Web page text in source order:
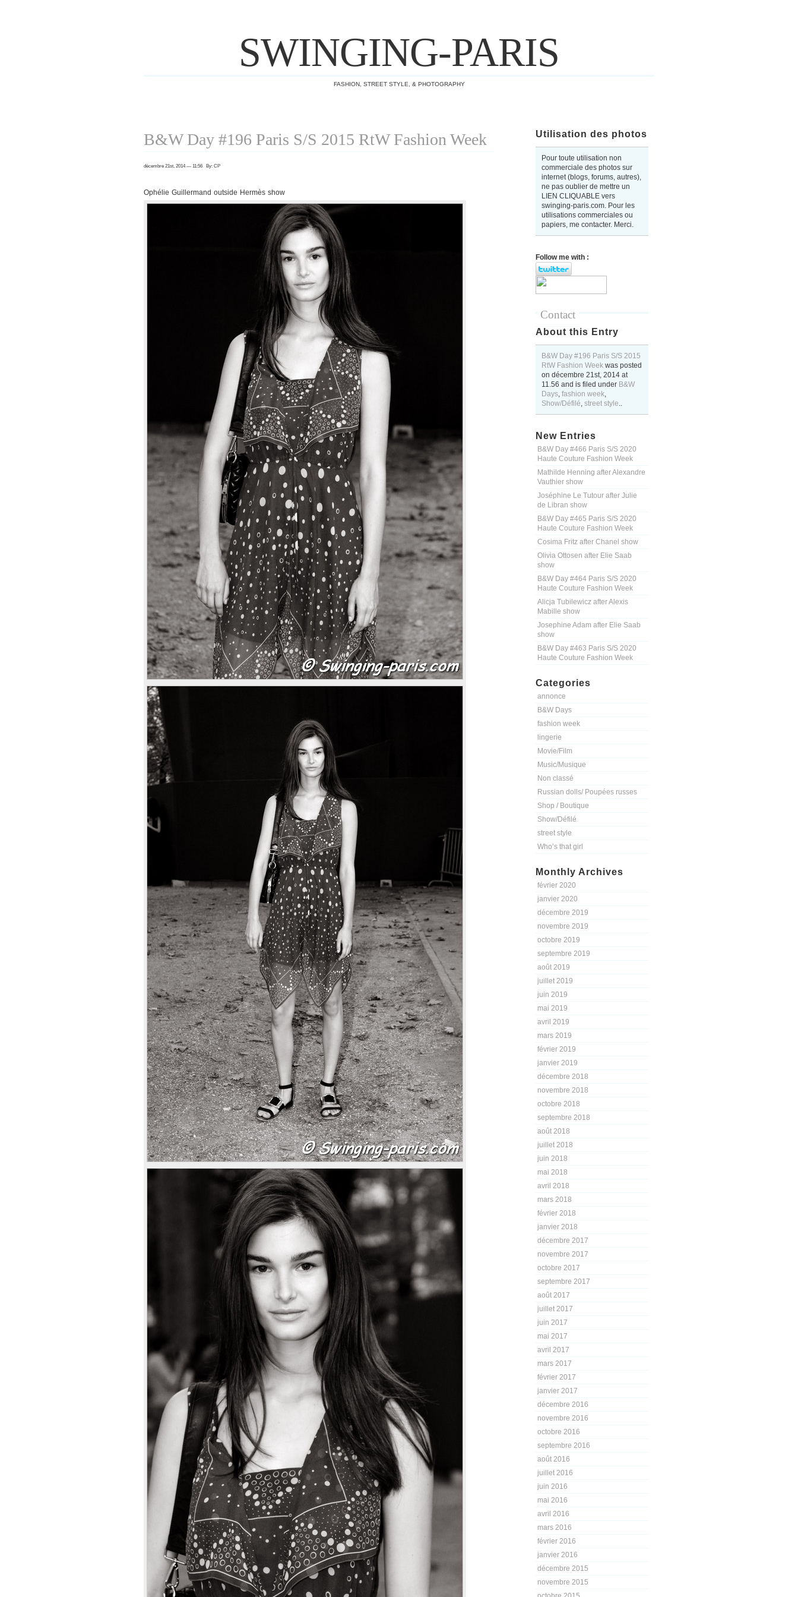
SWINGING-PARIS
FASHION, STREET STYLE, & PHOTOGRAPHY
Utilisation des photos
Pour toute utilisation non
commerciale des photos sur
internet (blogs, forums, autres),
ne pas oublier de mettre un
LIEN CLIQUABLE vers
swinging-paris.com. Pour les
utilisations commerciales ou
papiers, me contacter. Merci.
Follow me with :
Contact
About this Entry
B&W Day #196 Paris S/S 2015
RtW Fashion Week was posted
on décembre 21st, 2014 at
11.56 and is filed under B&W
Days, fashion week,
Show/Défilé, street style..
New Entries
B&W Day #466 Paris S/S 2020
Haute Couture Fashion Week
Mathilde Henning after Alexandre
Vauthier show
Joséphine Le Tutour after Julie
de Libran show
B&W Day #465 Paris S/S 2020
Haute Couture Fashion Week
Cosima Fritz after Chanel show
Olivia Ottosen after Elie Saab
show
B&W Day #464 Paris S/S 2020
Haute Couture Fashion Week
Alicja Tubilewicz after Alexis
Mabille show
Josephine Adam after Elie Saab
show
B&W Day #463 Paris S/S 2020
Haute Couture Fashion Week
Categories
annonce
B&W Days
fashion week
lingerie
Movie/Film
Music/Musique
Non classé
Russian dolls/ Poupées russes
Shop / Boutique
Show/Défilé
street style
Who’s that girl
Monthly Archives
février 2020
janvier 2020
décembre 2019
novembre 2019
octobre 2019
septembre 2019
août 2019
juillet 2019
juin 2019
mai 2019
avril 2019
mars 2019
février 2019
janvier 2019
décembre 2018
novembre 2018
octobre 2018
septembre 2018
août 2018
juillet 2018
juin 2018
mai 2018
avril 2018
mars 2018
février 2018
janvier 2018
décembre 2017
novembre 2017
octobre 2017
septembre 2017
août 2017
juillet 2017
juin 2017
mai 2017
avril 2017
mars 2017
février 2017
janvier 2017
décembre 2016
novembre 2016
octobre 2016
septembre 2016
août 2016
juillet 2016
juin 2016
mai 2016
avril 2016
mars 2016
février 2016
janvier 2016
décembre 2015
novembre 2015
B&W Day #196 Paris S/S 2015 RtW Fashion Week
décembre 21st, 2014 — 11:56 By: CP
Ophélie Guillermand outside Hermès show